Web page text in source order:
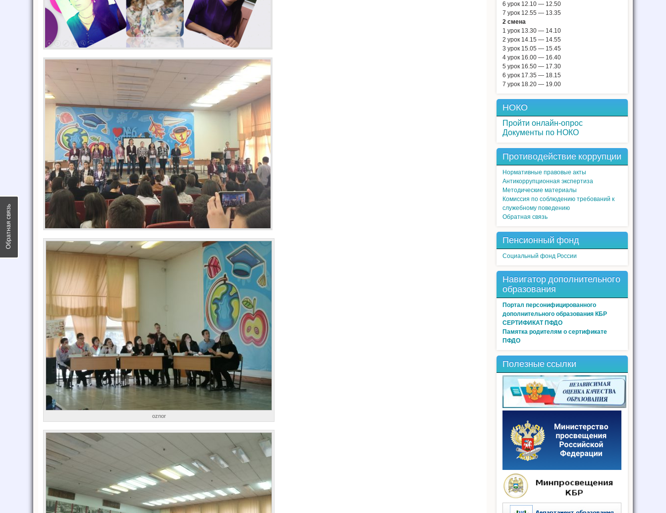
oznor
6 урок 12.10 — 12.50
7 урок 12.55 — 13.35
2 смена
1 урок 13.30 — 14.10
2 урок 14.15 — 14.55
3 урок 15.05 — 15.45
4 урок 16.00 — 16.40
5 урок 16.50 — 17.30
6 урок 17.35 — 18.15
7 урок 18.20 — 19.00
НОКО
Пройти онлайн-опрос
Документы по НОКО
Противодействие коррупции
Нормативные правовые акты
Антикоррупционная экспертиза
Методические материалы
Комиссия по соблюдению требований к
служебному поведению
Обратная связь
Пенсионный фонд
Социальный фонд России
Навигатор дополнительного
образования
Портал персонифицированного
дополнительного образования КБР
СЕРТИФИКАТ ПФДО
Памятка родителям о сертификате
ПФДО
Полезные ссылки
Обратная связь